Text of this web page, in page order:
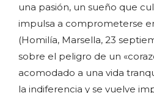
una pasión, un sueño que
impulsa a comprometerse
(Homilía, Marsella, 23
sobre el peligro de un
acomodado a una vida
la indiferencia y se vuelve